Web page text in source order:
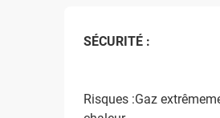
SÉCURITÉ :
Risques :Gaz